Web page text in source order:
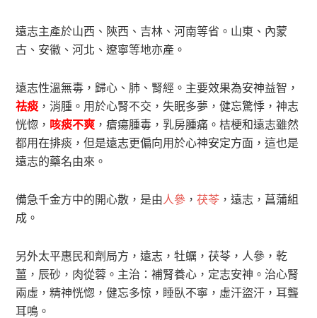
遠志主產於山西、陝西、吉林、河南等省。山東、內蒙
古、安徽、河北、遼寧等地亦產。
遠志性溫無毒，歸心、肺、腎經。主要效果為安神益智，
祛痰 ，消腫。用於心腎不交，失眠多夢，健忘驚悸，神志
恍惚， 咳痰不爽 ，瘡瘍腫毒，乳房腫痛。桔梗和遠志雖然
都用在排痰，但是遠志更偏向用於心神安定方面，這也是
遠志的藥名由來。
備急千金方中的開心散，是由人參 ，茯苓 ，遠志，菖蒲組
成。
另外太平惠民和劑局方，遠志，牡蠣，茯苓，人參，乾
薑，辰砂，肉從蓉。主治：補腎養心，定志安神。治心腎
兩虛，精神恍惚，健忘多惊，睡臥不寧，虛汗盜汗，耳聾
耳鳴。